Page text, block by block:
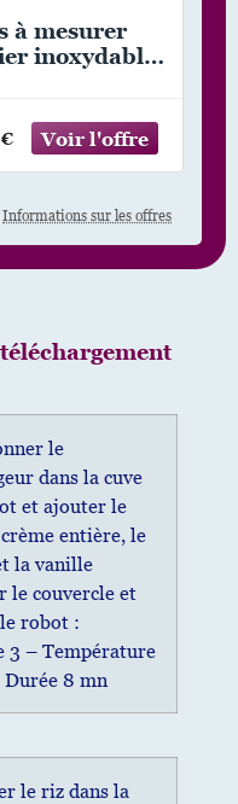
à mesurer
inoxydable
pot à épices
téléchargement
le
dans la cuve
et ajouter le
entière, le
la vanille
le couvercle et
robot :
3 – Température
Durée 8 mn
le riz dans la